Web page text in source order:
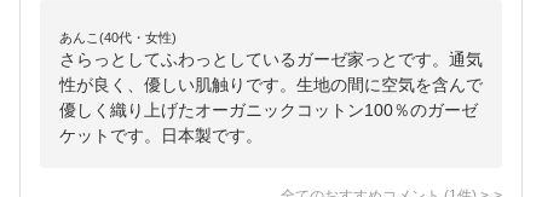
あんこ(40代・女性)
さらっとしてふわっとしているガーゼ家っとです。通気
性が良く、優しい肌触りです。生地の間に空気を含んで
優しく織り上げたオーガニックコットン100％のガーゼ
ケットです。日本製です。